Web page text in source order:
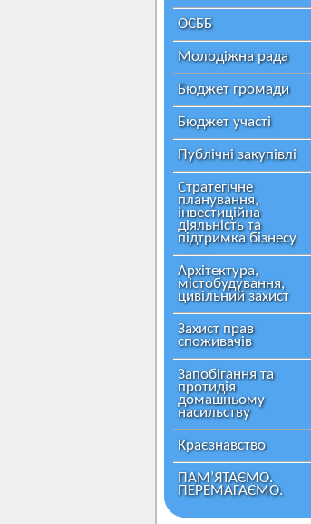
ОСББ
Молодіжна рада
Бюджет громади
Бюджет участі
Публічні закупівлі
Стратегічне
планування,
інвестиційна
діяльність та
підтримка бізнесу
Архітектура,
містобудування,
цивільний захист
Захист прав
споживачів
Запобігання та
протидія
домашньому
насильству
Краєзнавство
ПАМ’ЯТАЄМО.
ПЕРЕМАГАЄМО.